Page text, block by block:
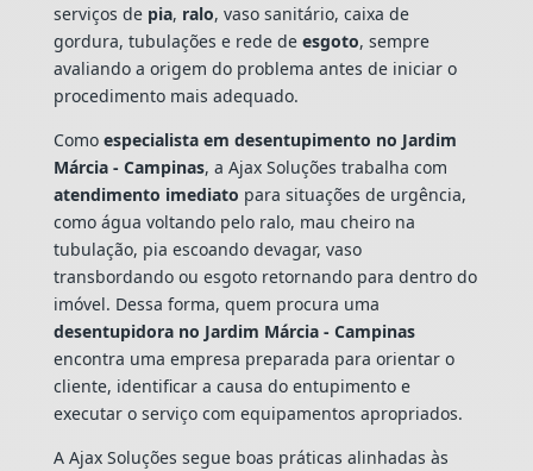
serviços de pia, ralo, vaso sanitário, caixa de
gordura, tubulações e rede de esgoto, sempre
avaliando a origem do problema antes de iniciar o
procedimento mais adequado.
Como especialista em desentupimento no Jardim
Márcia - Campinas, a Ajax Soluções trabalha com
atendimento imediato para situações de urgência,
como água voltando pelo ralo, mau cheiro na
tubulação, pia escoando devagar, vaso
transbordando ou esgoto retornando para dentro do
imóvel. Dessa forma, quem procura uma
desentupidora no Jardim Márcia - Campinas
encontra uma empresa preparada para orientar o
cliente, identificar a causa do entupimento e
executar o serviço com equipamentos apropriados.
A Ajax Soluções segue boas práticas alinhadas às